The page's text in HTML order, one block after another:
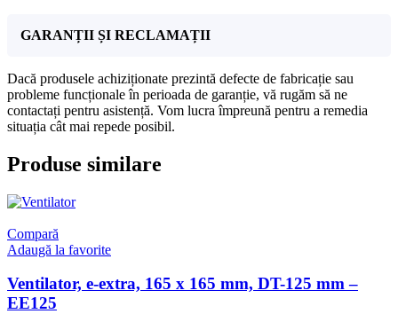
GARANȚII ȘI RECLAMAȚII
Dacă produsele achiziționate prezintă defecte de fabricație sau
probleme funcționale în perioada de garanție, vă rugăm să ne
contactați pentru asistență. Vom lucra împreună pentru a remedia
situația cât mai repede posibil.
Produse similare
Compară
Adaugă la favorite
Ventilator, e-extra, 165 x 165 mm, DT-125 mm –
EE125